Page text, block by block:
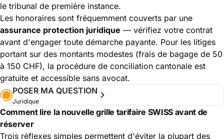
le tribunal de première instance.
Les honoraires sont fréquemment couverts par une
assurance protection juridique — vérifiez votre contrat
avant d'engager toute démarche payante. Pour les litiges
portant sur des montants modestes (frais de bagage de 50
à 150 CHF), la procédure de conciliation cantonale est
gratuite et accessible sans avocat.
POSER MA QUESTION
Juridique
Comment lire la nouvelle grille tarifaire SWISS avant de
réserver
Trois réflexes simples permettent d'éviter la plupart des